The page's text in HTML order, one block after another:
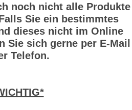
noch nicht alle Produkte
Sie ein bestimmtes
dieses nicht im Online
Sie sich gerne per E-Mail
Telefon.